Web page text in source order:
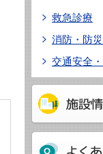
救急診療
消防・防災
交通安全